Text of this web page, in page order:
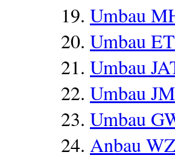
Umbau
Umbau ET
Umbau
Umbau JM
Umbau
Anbau WZ